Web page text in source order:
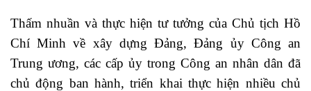
Thấm nhuần và thực hiện tư tưởng của Chủ tịch Hồ
Chí Minh về xây dựng Đảng, Đảng ủy Công an
Trung ương, các cấp ủy trong Công an nhân dân đã
chủ động ban hành, triển khai thực hiện nhiều chủ